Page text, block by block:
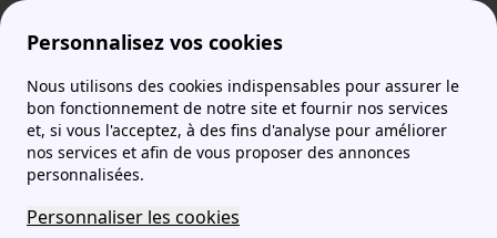
Personnalisez vos cookies
Nous utilisons des cookies indispensables pour assurer le
bon fonctionnement de notre site et fournir nos services
et, si vous l'acceptez, à des fins d'analyse pour améliorer
nos services et afin de vous proposer des annonces
personnalisées.
Personnaliser les cookies
Agence France Électricité More Electricité : moins cher Meilleur tarif electricité : ce qu'il faut savoir sur les prix
Rappel à partir de 8h00